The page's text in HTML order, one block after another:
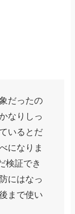
だったの
なりしっ
いるとだ
になりま
検証でき
にはなっ
まで使い